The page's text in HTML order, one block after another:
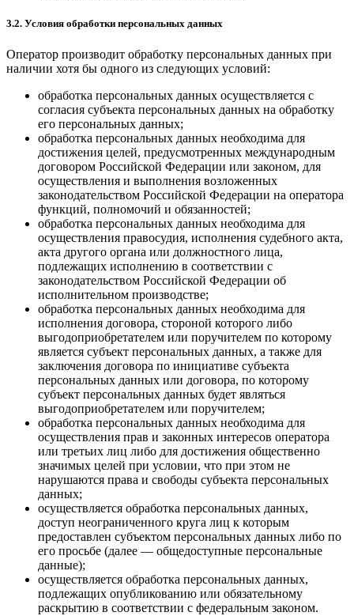
3.2. Условия обработки персональных данных
Оператор производит обработку персональных данных при
наличии хотя бы одного из следующих условий:
обработка персональных данных осуществляется с
согласия субъекта персональных данных на обработку
его персональных данных;
обработка персональных данных необходима для
достижения целей, предусмотренных международным
договором Российской Федерации или законом, для
осуществления и выполнения возложенных
законодательством Российской Федерации на оператора
функций, полномочий и обязанностей;
обработка персональных данных необходима для
осуществления правосудия, исполнения судебного акта,
акта другого органа или должностного лица,
подлежащих исполнению в соответствии с
законодательством Российской Федерации об
исполнительном производстве;
обработка персональных данных необходима для
исполнения договора, стороной которого либо
выгодоприобретателем или поручителем по которому
является субъект персональных данных, а также для
заключения договора по инициативе субъекта
персональных данных или договора, по которому
субъект персональных данных будет являться
выгодоприобретателем или поручителем;
обработка персональных данных необходима для
осуществления прав и законных интересов оператора
или третьих лиц либо для достижения общественно
значимых целей при условии, что при этом не
нарушаются права и свободы субъекта персональных
данных;
осуществляется обработка персональных данных,
доступ неограниченного круга лиц к которым
предоставлен субъектом персональных данных либо по
его просьбе (далее — общедоступные персональные
данные);
осуществляется обработка персональных данных,
подлежащих опубликованию или обязательному
раскрытию в соответствии с федеральным законом.